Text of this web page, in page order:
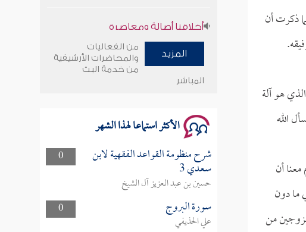
ذكرت أن
هو آلة
الله
أن
ما دون
من
سلسلة محاضرات نفحات رمضانية
1444هـ
المزيد
من الفعاليات
والمحاضرات الأرشيفية
من خدمة البث
المباشر
الأكثر استماعا لهذا الشهر
0 شرح منظومة القواعد الفقهية لابن
سعدي 3
حسين بن عبد العزيز آل الشيخ
0
سورة البروج
علي الحذيفي